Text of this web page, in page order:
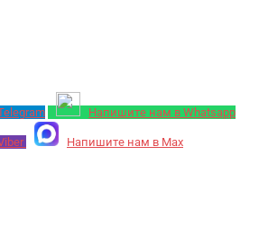
Напишите нам в Whatsapp
Напишите нам в Max